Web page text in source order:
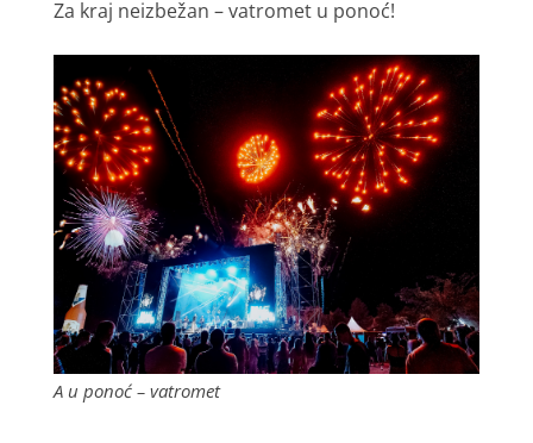
Za kraj neizbežan – vatromet u ponoć!
A u ponoć – vatromet